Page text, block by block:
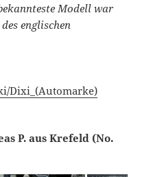
Modell war
englischen
Dixi_(Automarke)
P. aus Krefeld (No.